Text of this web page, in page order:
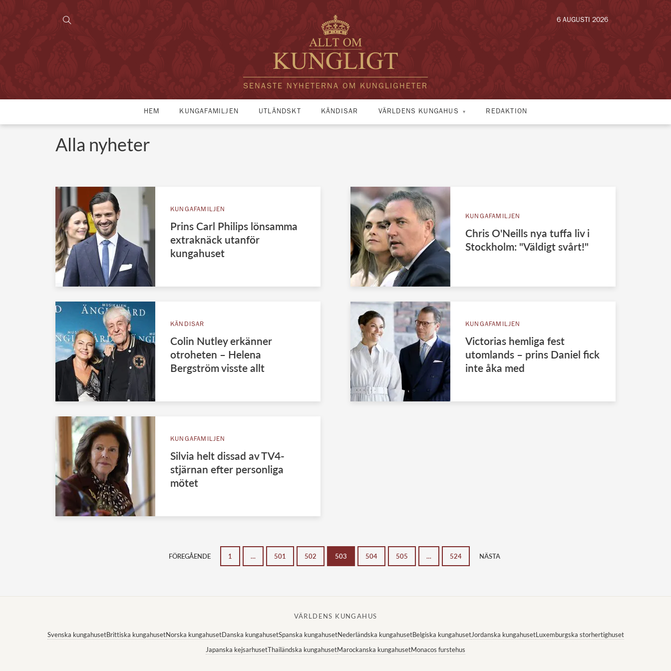
SENASTE NYHETERNA OM KUNGLIGHETER
6 AUGUSTI 2026
HEM KUNGAFAMILJEN UTLÄNDSKT KÄNDISAR VÄRLDENS KUNGAHUS REDAKTION
Alla nyheter
KUNGAFAMILJEN
Prins Carl Philips lönsamma
extraknäck utanför
kungahuset
KUNGAFAMILJEN
Chris O'Neills nya tuffa liv i
Stockholm: "Väldigt svårt!"
KÄNDISAR
Colin Nutley erkänner
otroheten – Helena
Bergström visste allt
KUNGAFAMILJEN
Victorias hemliga fest
utomlands – prins Daniel fick
inte åka med
KUNGAFAMILJEN
Silvia helt dissad av TV4-
stjärnan efter personliga
mötet
FÖREGÅENDE 1 … 501 502 503 504 505 … 524 NÄSTA
VÄRLDENS KUNGAHUS
Svenska kungahusetBrittiska kungahusetNorska kungahusetDanska kungahusetSpanska kungahusetNederländska kungahusetBelgiska kungahusetJordanska kungahusetLuxemburgska storhertighuset
Japanska kejsarhusetThailändska kungahusetMarockanska kungahusetMonacos furstehus